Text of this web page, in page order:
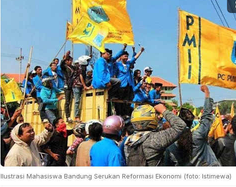
Ilustrasi Mahasiswa Bandung Serukan Reformasi Ekonomi (foto: Istimewa)